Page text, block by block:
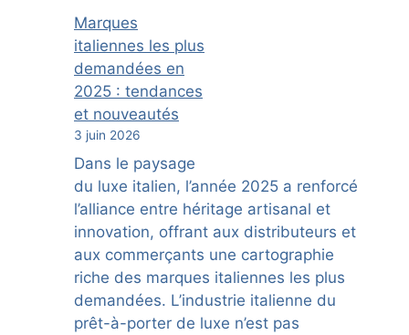
Marques
italiennes les plus
demandées en
2025 : tendances
et nouveautés
3 juin 2026
Dans le paysage
du luxe italien, l’année 2025 a renforcé
l’alliance entre héritage artisanal et
innovation, offrant aux distributeurs et
aux commerçants une cartographie
riche des marques italiennes les plus
demandées. L’industrie italienne du
prêt-à-porter de luxe n’est pas